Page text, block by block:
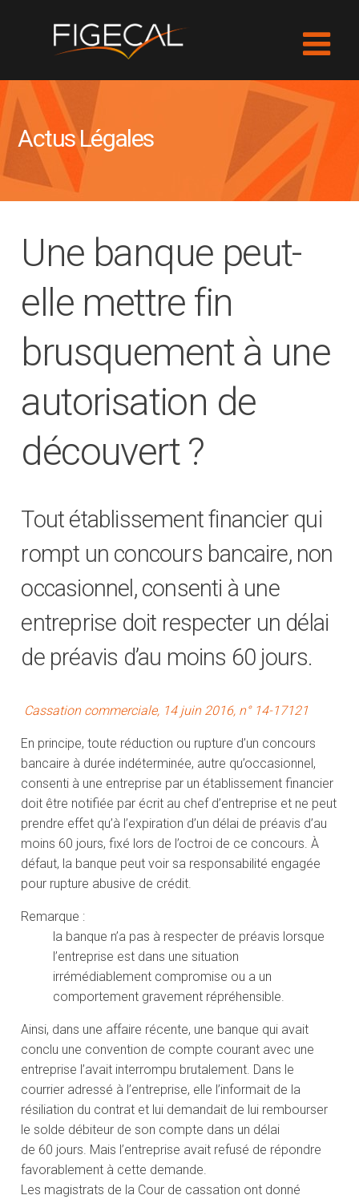
Actus Légales
Une banque peut-
elle mettre fin
brusquement à une
autorisation de
découvert ?
Tout établissement financier qui
rompt un concours bancaire, non
occasionnel, consenti à une
entreprise doit respecter un délai
de préavis d’au moins 60 jours.
Cassation commerciale, 14 juin 2016, n° 14-17121
En principe, toute réduction ou rupture d’un concours
bancaire à durée indéterminée, autre qu’occasionnel,
consenti à une entreprise par un établissement financier
doit être notifiée par écrit au chef d’entreprise et ne peut
prendre effet qu’à l’expiration d’un délai de préavis d’au
moins 60 jours, fixé lors de l’octroi de ce concours. À
défaut, la banque peut voir sa responsabilité engagée
pour rupture abusive de crédit.
Remarque :
la banque n’a pas à respecter de préavis lorsque
l’entreprise est dans une situation
irrémédiablement compromise ou a un
comportement gravement répréhensible.
Ainsi, dans une affaire récente, une banque qui avait
conclu une convention de compte courant avec une
entreprise l’avait interrompu brutalement. Dans le
courrier adressé à l’entreprise, elle l’informait de la
résiliation du contrat et lui demandait de lui rembourser
le solde débiteur de son compte dans un délai
de 60 jours. Mais l’entreprise avait refusé de répondre
favorablement à cette demande.
Les magistrats de la Cour de cassation ont donné